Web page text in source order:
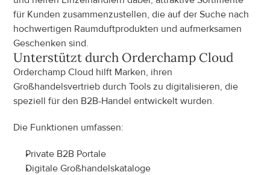
für Kunden zusammenzustellen, die auf der Suche nach
hochwertigen Raumduftprodukten und aufmerksamen
Geschenken sind.
Unterstützt durch Orderchamp Cloud
Orderchamp Cloud hilft Marken, ihren
Großhandelsvertrieb durch Tools zu digitalisieren, die
speziell für den B2B-Handel entwickelt wurden.
Die Funktionen umfassen:
Private B2B Portale
Digitale Großhandelskataloge